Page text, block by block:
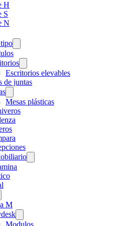
H
S
N
Escritorios elevables
de juntas
Mesas plásticas
M
Modulos